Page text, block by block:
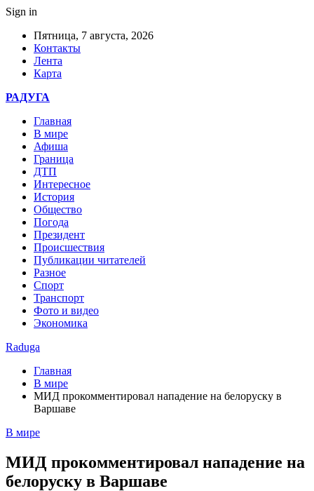
Sign in
Пятница, 7 августа, 2026
Контакты
Лента
Карта
РАДУГА
Главная
В мире
Афиша
Граница
ДТП
Интересное
История
Общество
Погода
Президент
Происшествия
Публикации читателей
Разное
Спорт
Транспорт
Фото и видео
Экономика
Raduga
Главная
В мире
МИД прокомментировал нападение на белоруску в
Варшаве
В мире
МИД прокомментировал нападение на
белоруску в Варшаве